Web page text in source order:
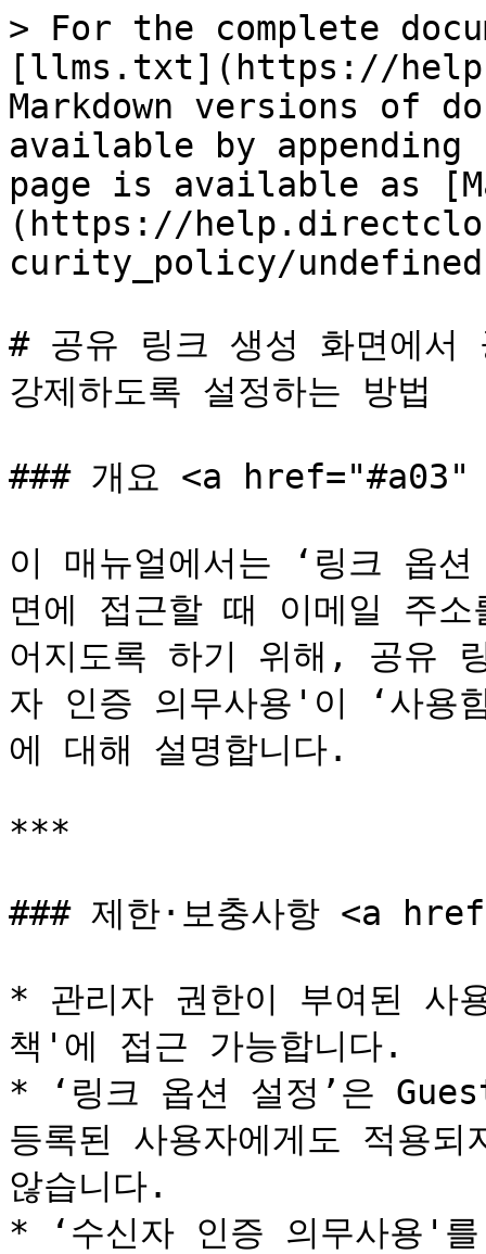
> For the complete
[llms.txt](https://
Markdown versions of
available by
page is available as
(https://
curity_policy/
# 공유 링크 생성 화면에서
강제하도록 설정하는 방법
### 개요 <a
이 매뉴얼에서는 ‘링크 옵
면에 접근할 때 이메일 주
어지도록 하기 위해, 공유
자 인증 의무사용'이 ‘사용
에 대해 설명합니다.
***
### 제한·보충사항 <a
* 관리자 권한이 부여된 사
책'에 접근 가능합니다.
* ‘링크 옵션 설정’은
등록된 사용자에게도 적용
않습니다.
* ‘수신자 인증 의무사용'